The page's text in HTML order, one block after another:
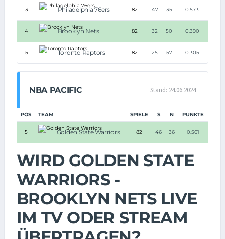
3 Philadelphia 76ers 82 47 35 0.573
4 Brooklyn Nets 82 32 50 0.390
5 Toronto Raptors 82 25 57 0.305
NBA PACIFIC Stand: 24.06.2024
POS TEAM SPIELE S N PUNKTE
5 Golden State Warriors 82 46 36 0.561
WIRD GOLDEN STATE
WARRIORS -
BROOKLYN NETS LIVE
IM TV ODER STREAM